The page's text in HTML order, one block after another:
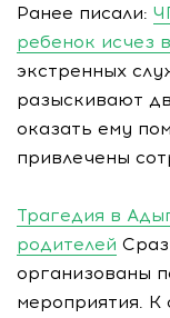
Ранее писали:
ребенок исчез
экстренных
разыскивают
оказать ему
привлечены
Трагедия в
родителей
организованы
мероприятия. К